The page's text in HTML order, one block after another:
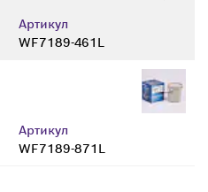
Артикул
WF7189-461L
Артикул
WF7189-871L